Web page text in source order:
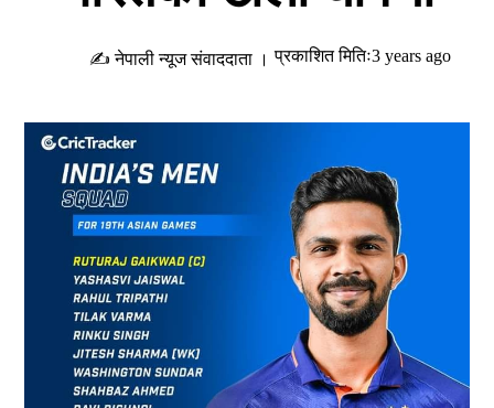
✍ नेपाली न्यूज संवाददाता । प्रकाशित मितिः3 years ago